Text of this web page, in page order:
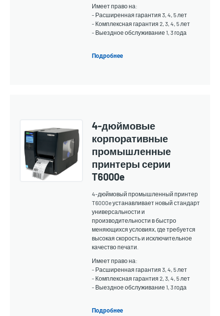
Имеет право на:
- Расширенная гарантия 3, 4, 5 лет
- Комплексная гарантия 2, 3, 4, 5 лет
- Выездное обслуживание 1, 3 года
Подробнее
4-дюймовые
корпоративные
промышленные
принтеры серии
T6000e
4-дюймовый промышленный принтер
T6000e устанавливает новый стандарт
универсальности и
производительности в быстро
меняющихся условиях, где требуется
высокая скорость и исключительное
качество печати.
Имеет право на:
- Расширенная гарантия 3, 4, 5 лет
- Комплексная гарантия 2, 3, 4, 5 лет
- Выездное обслуживание 1, 3 года
Подробнее